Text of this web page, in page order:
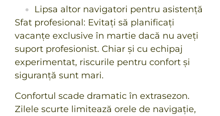
Lipsa altor navigatori pentru asistență
Sfat profesional: Evitați să planificați
vacanțe exclusive în martie dacă nu aveți
suport profesionist. Chiar și cu echipaj
experimentat, riscurile pentru confort și
siguranță sunt mari.
Confortul scade dramatic în extrasezon.
Zilele scurte limitează orele de navigație,